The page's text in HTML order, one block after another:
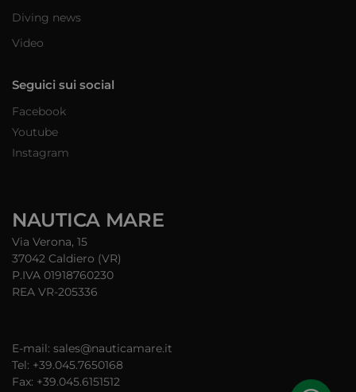
Diving news
Video
Seguici sui social
Facebook
Youtube
Instagram
NAUTICA MARE
Via Verona, 15
37042 Caldiero (VR)
P.IVA 01918760230
REA VR-205336
E-mail: sales@nauticamare.it
Tel: +39.045.7650168
Fax: +39.045.6151512